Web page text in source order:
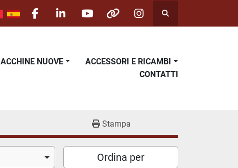
facebooklinkedinyoutubeotherinstagram
Cerca
MACCHINE NUOVE
ACCESSORI E RICAMBI
CONTATTI
Stampa
Ordina per